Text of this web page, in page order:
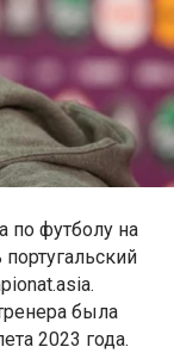
по футболу на
была
2023 года.